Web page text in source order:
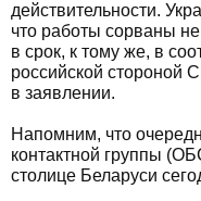
действительности.
что работы сорваны
в срок, к тому же, в
российской стороной
в заявлении.
Напомним, что
контактной группы
столице Беларуси